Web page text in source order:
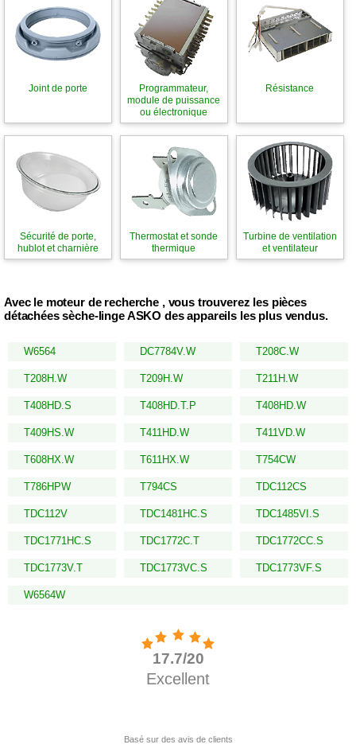
Joint de porte
Programmateur,
module de puissance
ou électronique
Résistance
Sécurité de porte,
hublot et charnière
Thermostat et sonde
thermique
Turbine de ventilation
et ventilateur
Avec le moteur de recherche , vous trouverez les pièces
détachées sèche-linge ASKO des appareils les plus vendus.
W6564 DC7784V.W T208C.W
T208H.W T209H.W T211H.W
T408HD.S T408HD.T.P T408HD.W
T409HS.W T411HD.W T411VD.W
T608HX.W T611HX.W T754CW
T786HPW T794CS TDC112CS
TDC112V TDC1481HC.S TDC1485VI.S
TDC1771HC.S TDC1772C.T TDC1772CC.S
TDC1773V.T TDC1773VC.S TDC1773VF.S
W6564W